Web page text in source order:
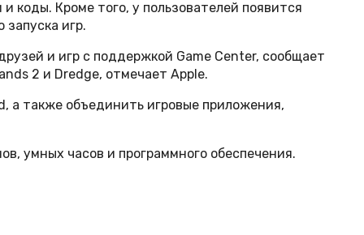
коды. Кроме того, у пользователей появится
игр.
и игр с поддержкой Game Center, сообщает
2 и Dredge, отмечает Apple.
а также объединить игровые приложения,
умных часов и программного обеспечения.